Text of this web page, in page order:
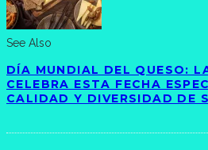
See Also
DÍA MUNDIAL DEL QUESO:
CELEBRA ESTA FECHA
CALIDAD Y DIVERSIDAD DE